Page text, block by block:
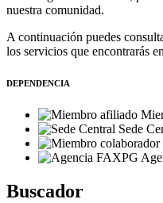
nuestra comunidad.
A continuación puedes
los servicios que encontrarás
DEPENDENCIA
Sede
Buscador